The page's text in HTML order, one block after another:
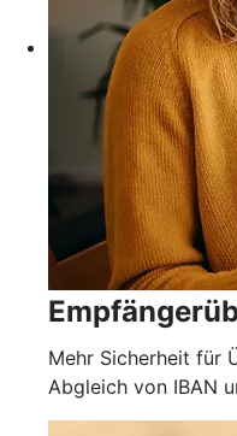
Mehr Sicherheit für
Abgleich von IBAN